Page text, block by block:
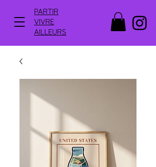
PARTIR
VIVRE
AILLEURS